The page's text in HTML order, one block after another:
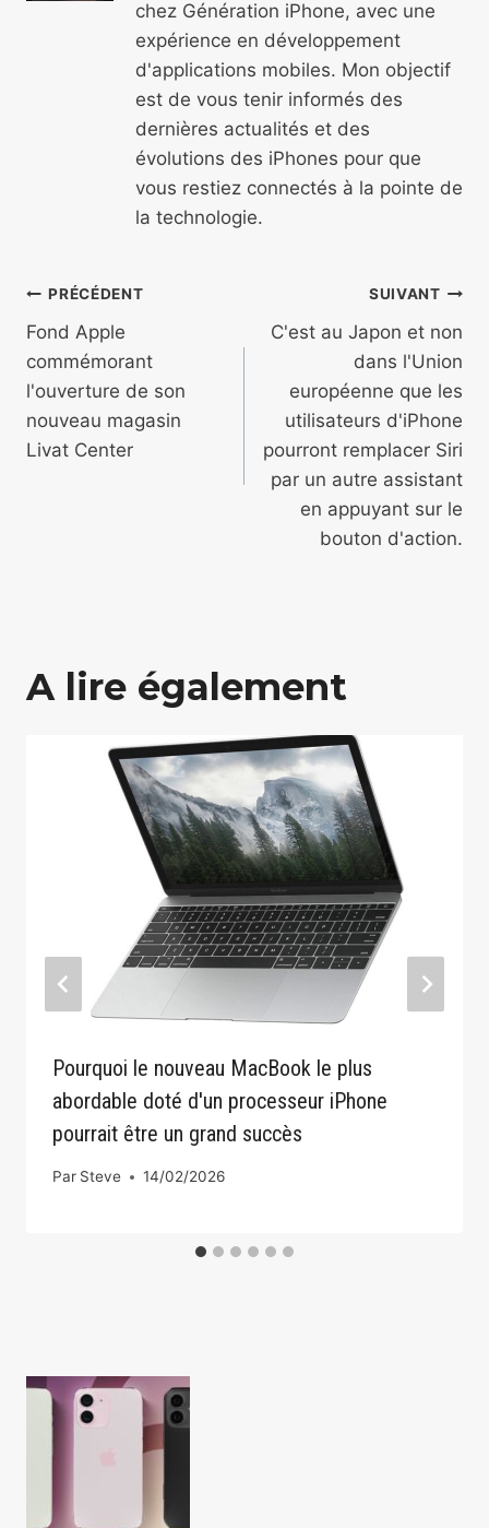
chez Génération iPhone, avec une
expérience en développement
d'applications mobiles. Mon objectif
est de vous tenir informés des
dernières actualités et des
évolutions des iPhones pour que
vous restiez connectés à la pointe de
la technologie.
Navigation
de
l’article
PRÉCÉDENT
Fond Apple
commémorant
l'ouverture de son
nouveau magasin
Livat Center
SUIVANT
C'est au Japon et non
dans l'Union
européenne que les
utilisateurs d'iPhone
pourront remplacer Siri
par un autre assistant
en appuyant sur le
bouton d'action.
A lire également
Pourquoi le nouveau MacBook le plus
abordable doté d'un processeur iPhone
pourrait être un grand succès
Par Steve 14/02/2026